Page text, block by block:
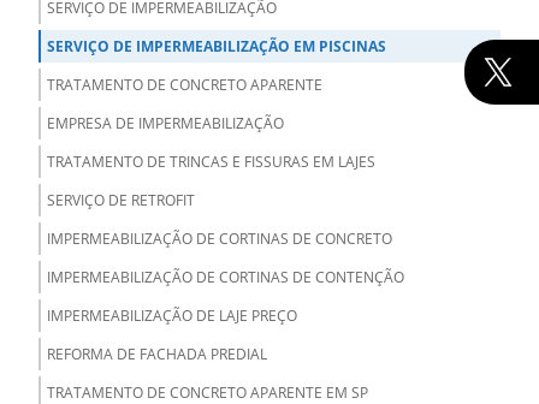
SERVIÇO DE IMPERMEABILIZAÇÃO
SERVIÇO DE IMPERMEABILIZAÇÃO EM PISCINAS
TRATAMENTO DE CONCRETO APARENTE
EMPRESA DE IMPERMEABILIZAÇÃO
TRATAMENTO DE TRINCAS E FISSURAS EM LAJES
SERVIÇO DE RETROFIT
IMPERMEABILIZAÇÃO DE CORTINAS DE CONCRETO
IMPERMEABILIZAÇÃO DE CORTINAS DE CONTENÇÃO
IMPERMEABILIZAÇÃO DE LAJE PREÇO
REFORMA DE FACHADA PREDIAL
TRATAMENTO DE CONCRETO APARENTE EM SP